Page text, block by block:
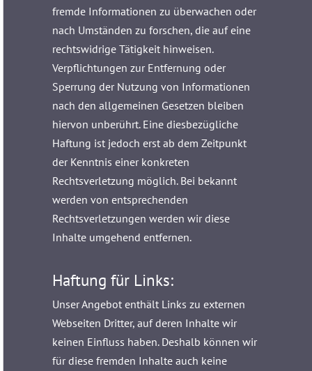
fremde Informationen zu überwachen oder
nach Umständen zu forschen, die auf eine
rechtswidrige Tätigkeit hinweisen.
Verpflichtungen zur Entfernung oder
Sperrung der Nutzung von Informationen
nach den allgemeinen Gesetzen bleiben
hiervon unberührt. Eine diesbezügliche
Haftung ist jedoch erst ab dem Zeitpunkt
der Kenntnis einer konkreten
Rechtsverletzung möglich. Bei bekannt
werden von entsprechenden
Rechtsverletzungen werden wir diese
Inhalte umgehend entfernen.
Haftung für Links:
Unser Angebot enthält Links zu externen
Webseiten Dritter, auf deren Inhalte wir
keinen Einfluss haben. Deshalb können wir
für diese fremden Inhalte auch keine